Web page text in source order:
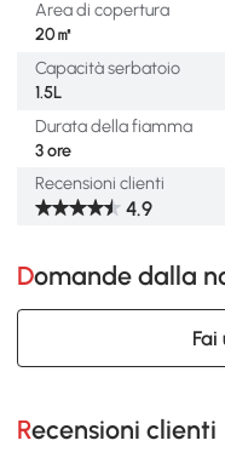
Area di copertura
20㎡
Capacità serbatoio
1.5L
Durata della fiamma
3 ore
Recensioni clienti
4.9
Domande dalla
Recensioni clienti